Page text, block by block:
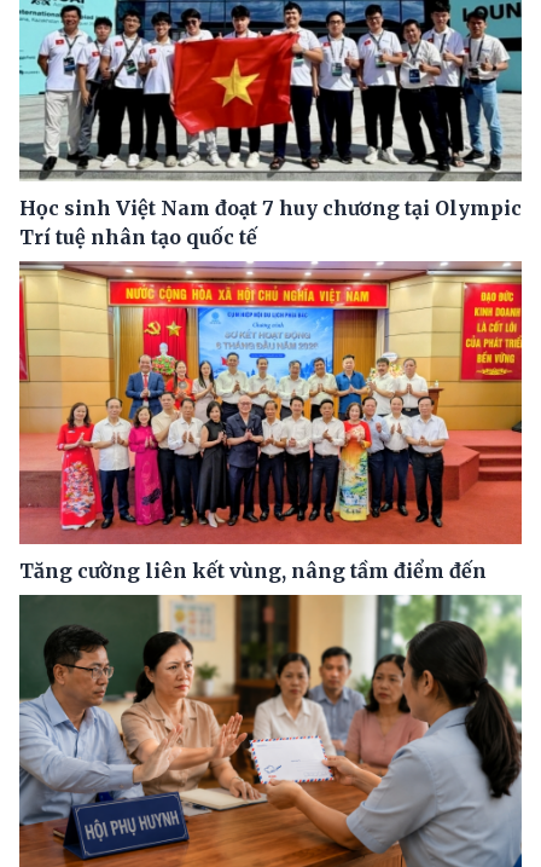
Học sinh Việt Nam đoạt 7 huy chương tại Olympic
Trí tuệ nhân tạo quốc tế
Tăng cường liên kết vùng, nâng tầm điểm đến